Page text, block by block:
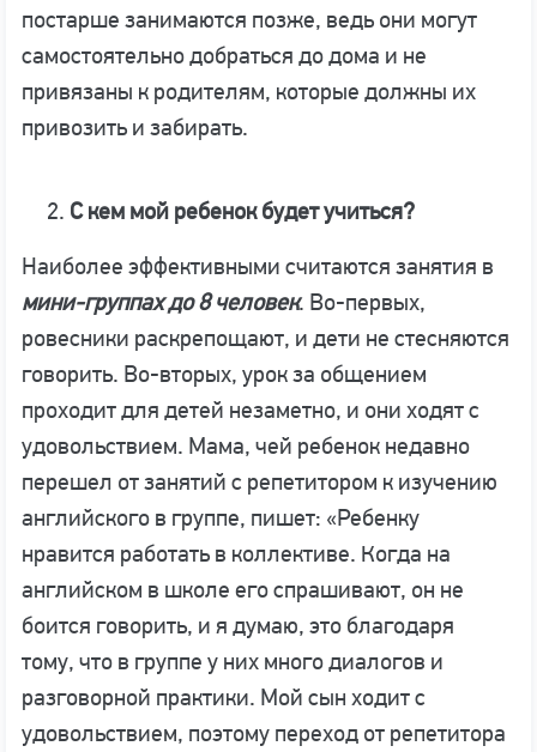
постарше занимаются позже, ведь они могут
самостоятельно добраться до дома и не
привязаны к родителям, которые должны их
привозить и забирать.
С кем мой ребенок будет учиться?
Наиболее эффективными считаются занятия в
мини-группах до 8 человек. Во-первых,
ровесники раскрепощают, и дети не стесняются
говорить. Во-вторых, урок за общением
проходит для детей незаметно, и они ходят с
удовольствием. Мама, чей ребенок недавно
перешел от занятий с репетитором к изучению
английского в группе, пишет: «Ребенку
нравится работать в коллективе. Когда на
английском в школе его спрашивают, он не
боится говорить, и я думаю, это благодаря
тому, что в группе у них много диалогов и
разговорной практики. Мой сын ходит с
удовольствием, поэтому переход от репетитора